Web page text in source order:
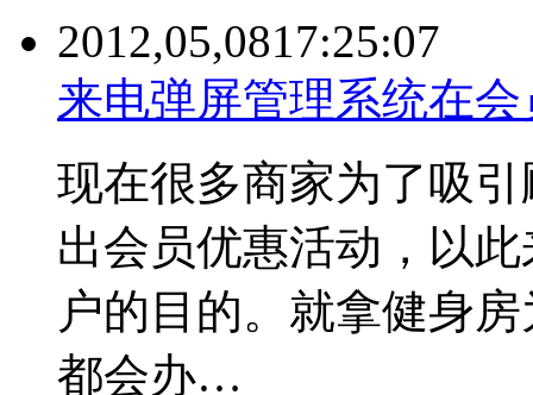
2012,05,0817:25:07
来电弹屏管理系统在
现在很多商家为了吸
出会员优惠活动，以
户的目的。就拿健身
都会办…